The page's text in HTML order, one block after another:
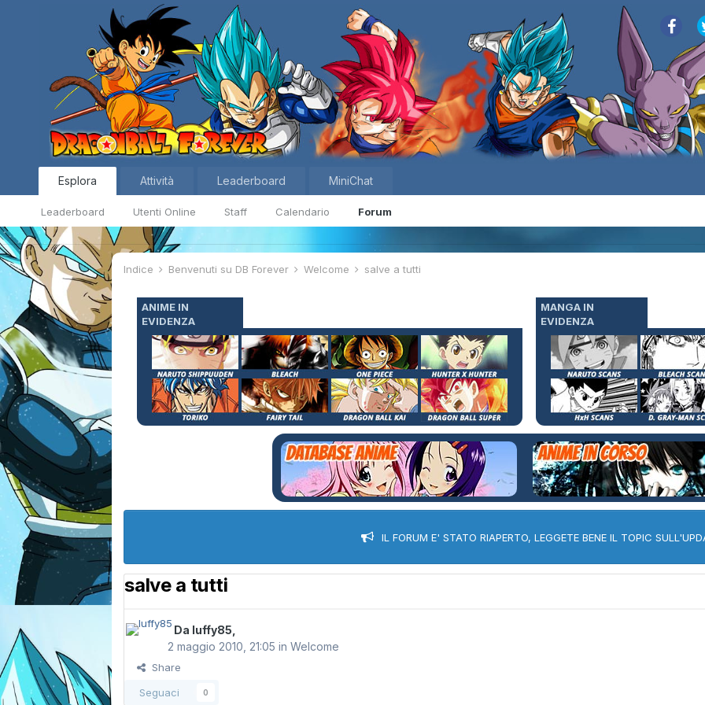
Esplora
Leaderboard Utenti Online Staff Calendario Forum
Attività Leaderboard MiniChat
Indice Benvenuti su DB Forever Welcome salve a tutti
ANIME IN
EVIDENZA
MANGA IN
EVIDENZA
IL FORUM E' STATO RIAPERTO, LEGGETE BENE IL TOPIC
salve a tutti
Da luffy85
2 maggio 2010, 21:05 inWelcome
Share
Seguaci
0